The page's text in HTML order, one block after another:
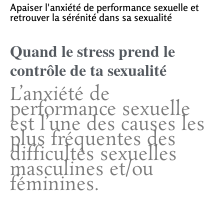
Apaiser l'anxiété de performance sexuelle et
retrouver la sérénité dans sa sexualité
Quand le stress prend le
contrôle de ta sexualité
L’anxiété de
performance sexuelle
est l’une des causes les
plus fréquentes des
difficultés sexuelles
masculines et/ou
féminines.